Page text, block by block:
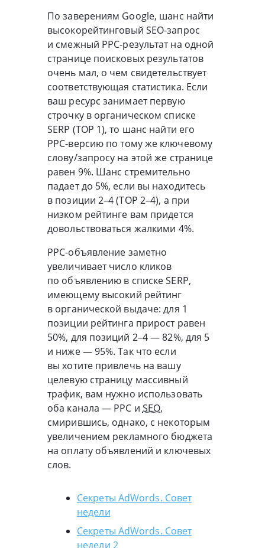
По заверениям Google, шанс найти
высокорейтинговый SEO-запрос
и смежный PPC-результатна одной
странице поисковых результатов
очень мал, о чем свидетельствует
соответствующая статистика. Если
ваш ресурс занимает первую
строчку в органическом списке
SERP (TOP 1), то шанс найти его
PPC-версию по тому же ключевому
слову/запросу на этой же странице
равен 9%. Шанс стремительно
падает до 5%, если вы находитесь
в позиции 2–4 (TOP 2–4), а при
низком рейтинге вам придется
довольствоваться жалкими 4%.
PPC-объявление заметно
увеличивает число кликов
по объявлению в списке SERP,
имеющему высокий рейтинг
в органической выдаче: для 1
позиции рейтинга прирост равен
50%, для позиций 2–4 — 82%, для 5
и ниже — 95%. Так что если
вы хотите привлечь на вашу
целевую страницу массивный
трафик, вам нужно использовать
оба канала — PPC и SEO,
смирившись, однако, с некоторым
увеличением рекламного бюджета
на оплату объявлений и ключевых
слов.
Секреты AdWords. Совет
недели
Секреты AdWords. Совет
недели 2